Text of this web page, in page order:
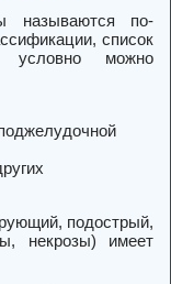
называются по-
список
условно можно
подострый,
некрозы) имеет